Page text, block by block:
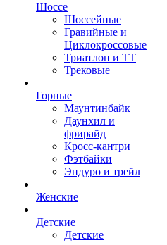
Шоссе
Шоссейные
Гравийные и
Циклокроссовые
Триатлон и ТТ
Трековые
Горные
Маунтинбайк
Даунхил и
фрирайд
Кросс-кантри
Фэтбайки
Эндуро и трейл
Женские
Детские
Детские